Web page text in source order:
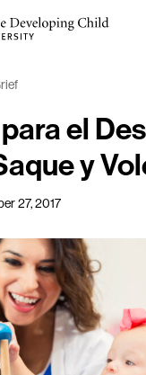
Child at
el
y
27, 2017